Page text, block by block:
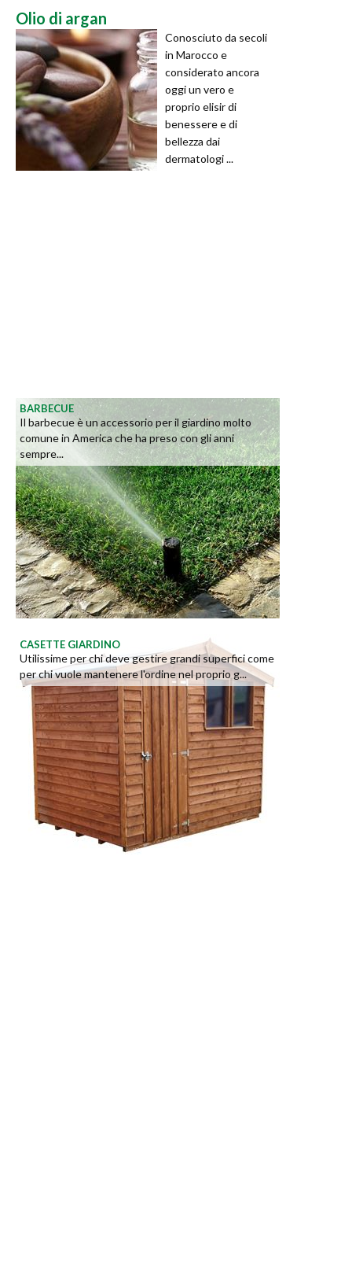
Olio di argan
Conosciuto da secoli
in Marocco e
considerato ancora
oggi un vero e
proprio elisir di
benessere e di
bellezza dai
dermatologi ...
BARBECUE
Il barbecue è un accessorio per il giardino molto
comune in America che ha preso con gli anni
sempre...
CASETTE GIARDINO
Utilissime per chi deve gestire grandi superfici come
per chi vuole mantenere l'ordine nel proprio g...